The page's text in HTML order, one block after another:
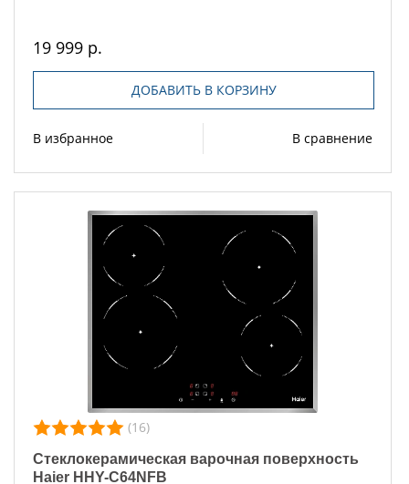
19 999 р.
ДОБАВИТЬ В КОРЗИНУ
В избранное В сравнение
(16)
Стеклокерамическая варочная поверхность
Haier HHY-C64NFB